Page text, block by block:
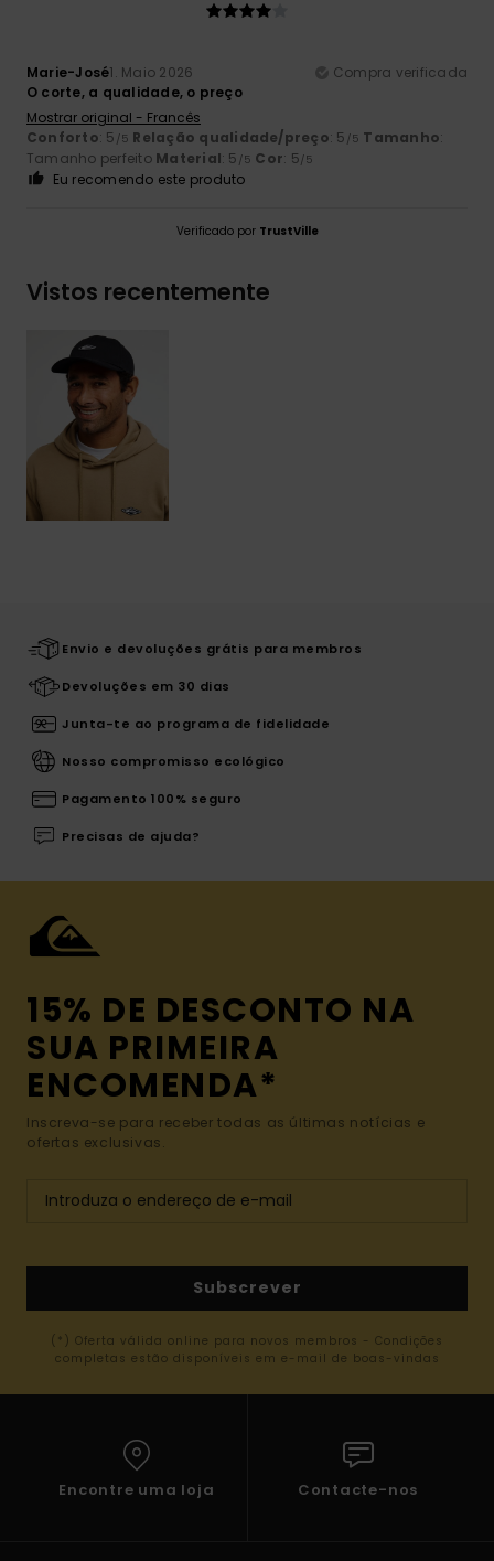
Marie-José1. Maio 2026
Compra verificada
O corte, a qualidade, o preço
Mostrar original - Francês
Conforto: 5 /5 Relação qualidade/preço: 5 /5 Tamanho:
Tamanho perfeito Material: 5 /5 Cor: 5/5
Eu recomendo este produto
Verificado por TrustVille
Vistos recentemente
Envio e devoluções grátis para membros
Devoluções em 30 dias
Junta-te ao programa de fidelidade
Nosso compromisso ecológico
Pagamento 100% seguro
Precisas de ajuda?
15% DE DESCONTO NA
SUA PRIMEIRA
ENCOMENDA*
Inscreva-se para receber todas as últimas notícias e
ofertas exclusivas.
Subscrever
(*) Oferta válida online para novos membros - Condições
completas estão disponíveis em e-mail de boas-vindas
Encontre uma loja Contacte-nos